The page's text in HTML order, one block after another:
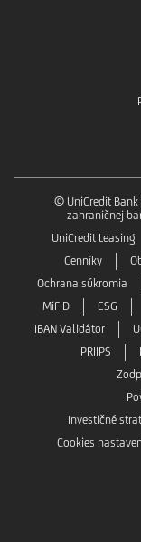
© UniCredit Bank
zahraničnej
UniCredit Leasing
Cenníky
Ochrana súkromia
MiFID
ESG
IBAN Validátor
PRIIPS
Investičné
Cookies